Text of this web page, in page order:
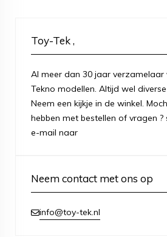
Toy-Tek ,
Al meer dan 30 jaar verzamelaar
Tekno modellen. Altijd wel
Neem een kijkje in de winkel.
hebben met bestellen of vragen ?
e-mail naar
Neem contact met ons op
info@toy-tek.nl